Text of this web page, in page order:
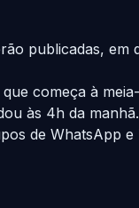
publicadas,
começa à
às 4h da manhã.
de WhatsApp